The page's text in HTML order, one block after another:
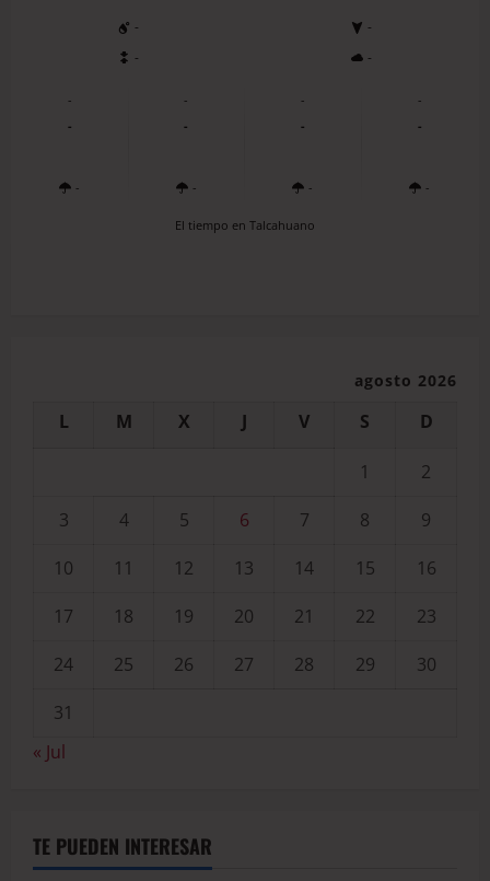
-
-
-
-
-
-
-
-
-
-
-
-
-
-
-
-
El tiempo en Talcahuano
agosto 2026
L M X J V S D
1
2
3
4 5 6 7 8
9
10
11 12 13 14 15
16
17
18 19 20 21 22
23
24
25 26 27 28 29
30
31
« Jul
TE PUEDEN INTERESAR